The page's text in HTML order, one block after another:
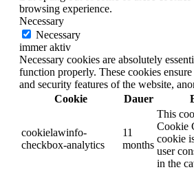
browsing experience.
Necessary
Necessary
immer aktiv
Necessary cookies are absolutely
function properly. These cookies
and security features of the website,
Cookie
Dauer
cookielawinfo-
checkbox-analytics
11
months
This
Cookie
cookie
user
in the